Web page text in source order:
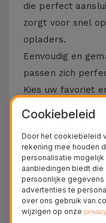
die perfect
zorgt voor snel
opladers.
Eenvoudig en
passen zich
Kies uw favoriet
Apple, sinds de
Pro Max, Niet te
ofiPhone 17.
Hoe verwijder
transparante
Cookiebeleid
Door het cookiebeleid
rekening mee houden
personalisatie mogelijk
aanbiedingen biedt
persoonlijke gegevens
advertenties te
over ons gebruik van
wijzigen op onze